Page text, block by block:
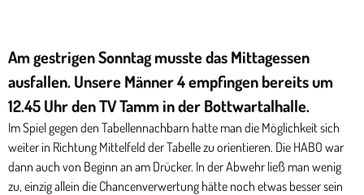
Am gestrigen Sonntag musste das Mittagessen
ausfallen. Unsere Männer 4 empfingen bereits um
12.45 Uhr den TV Tamm in der Bottwartalhalle.
Im Spiel gegen den Tabellennachbarn hatte man die Möglichkeit sich
weiter in Richtung Mittelfeld der Tabelle zu orientieren. Die HABO war
dann auch von Beginn an am Drücker. In der Abwehr ließ man wenig
zu, einzig allein die Chancenverwertung hätte noch etwas besser sein